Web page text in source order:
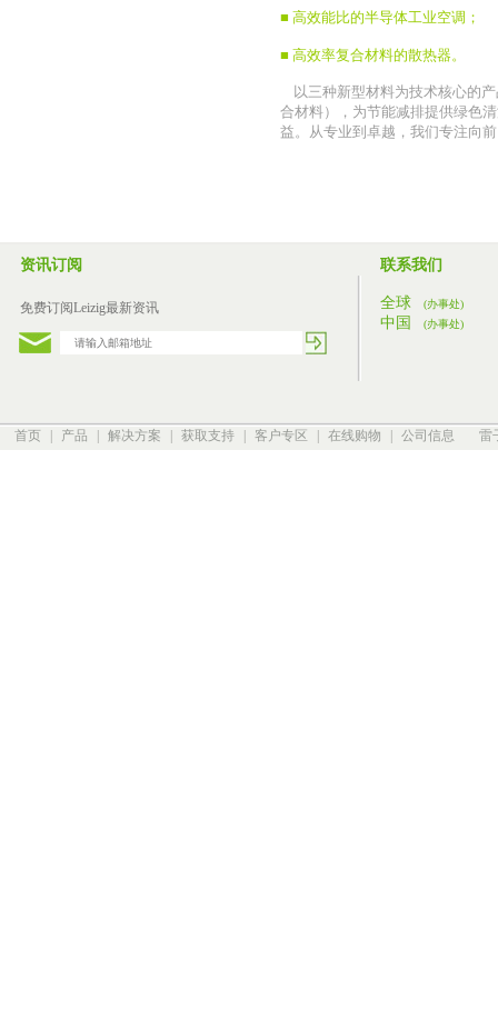
■ 高效能比的半导体工业空调；
■ 高效率复合材料的散热器。
以三种新型材料为技术核心的
合材料），为节能减排提供绿色
益。从专业到卓越，我们专注向
资讯订阅
免费订阅Leizig最新资讯
联系我们
全球 (办事处)
中国 (办事处)
首页 产品 解决方案 获取支持 客户专区 在线购物 公司信息 雷